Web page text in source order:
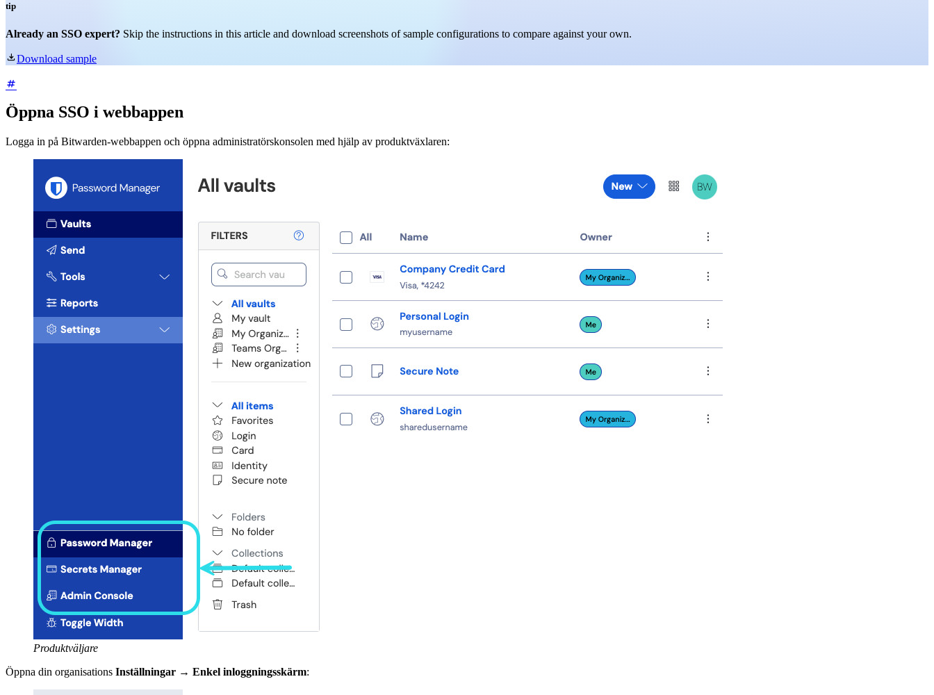
tip
Already an SSO expert? Skip the instructions in this article and download screenshots of sample configurations to compare against your own.
Download sample
Öppna SSO i webbappen
Logga in på Bitwarden-webbappen och öppna administratörskonsolen med hjälp av produktväxlaren:
Produktväljare
Öppna din organisations Inställningar → Enkel inloggningsskärm: